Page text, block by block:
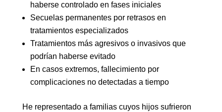
haberse controlado en fases iniciales
Secuelas permanentes por retrasos en
tratamientos especializados
Tratamientos más agresivos o invasivos que
podrían haberse evitado
En casos extremos, fallecimiento por
complicaciones no detectadas a tiempo
He representado a familias cuyos hijos sufrieron